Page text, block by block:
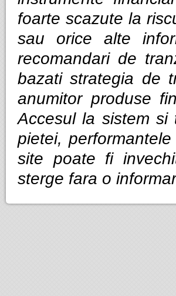
foarte scazute la
sau orice alte
recomandari de
bazati strategia de
anumitor produse
Accesul la sistem
pietei,
site poate fi
sterge fara o